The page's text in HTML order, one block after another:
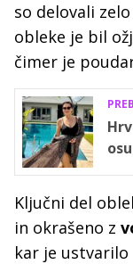
so delovali
obleke je bil
čimer je
Ključni del
in okrašeno z
kar je